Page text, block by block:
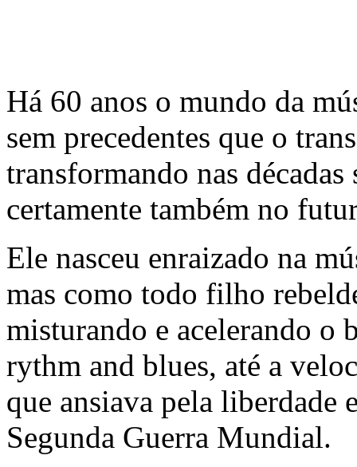
Há 60 anos o mundo da
sem precedentes que o
transformando nas
certamente também no
Ele nasceu enraizado na
mas como todo filho
misturando e acelerando o
rythm and blues, até a
que ansiava pela liberdade
Segunda Guerra Mundial.